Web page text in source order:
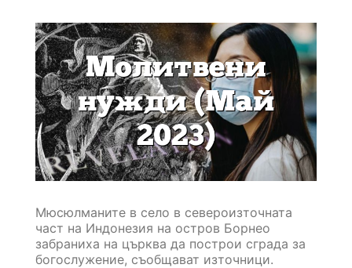
Мюсюлманите в село в североизточната
част на Индонезия на остров Борнео
забраниха на църква да построи сграда за
богослужение, съобщават източници.